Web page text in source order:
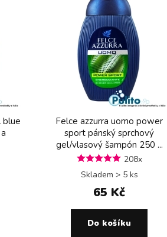
blue
Felce azzurra uomo power
sport pánský sprchový
gel/vlasový šampón 250 ...
208x
Skladem > 5 ks
65 Kč
Do košíku